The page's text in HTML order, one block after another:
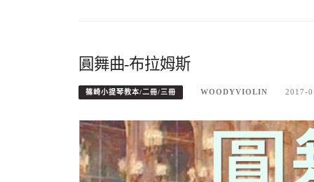
圓舞曲-布拉姆斯
篠崎小提琴教本/二冊/三冊 WOODYVIOLIN 2017-